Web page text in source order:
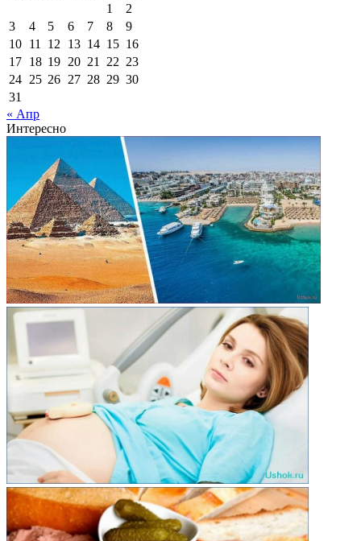
1
2
3
4 5 6 7 8
9
10 11 12 13 14 15 16
17 18 19 20 21 22 23
24 25 26 27 28 29 30
31
« Апр
Интересно